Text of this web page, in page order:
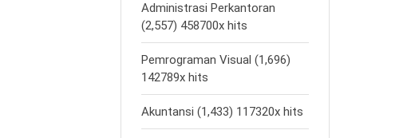
Administrasi Perkantoran
(2,557) 458700x hits
Pemrograman Visual (1,696)
142789x hits
Akuntansi (1,433) 117320x hits